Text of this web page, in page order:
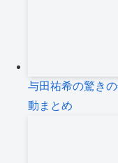
与田祐希の驚き
動まとめ